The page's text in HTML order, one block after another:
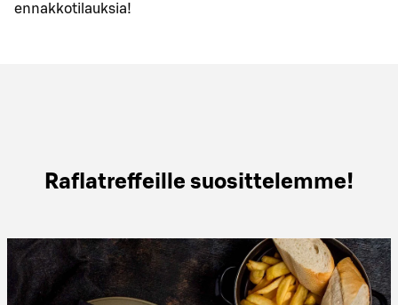
ennakkotilauksia!
Raflatreffeille suosittelemme!